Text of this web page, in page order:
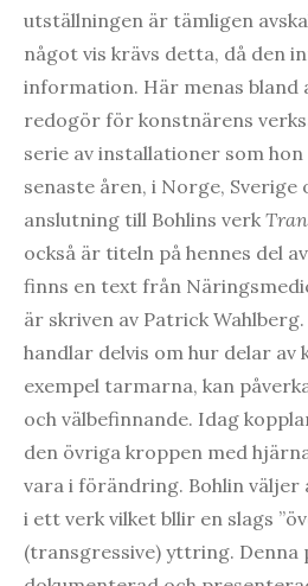
utställningen är tämligen
något vis krävs detta, då den
information. Här menas bland
redogör för konstnärens
serie av installationer som
senaste åren, i Norge, Sverige
anslutning till Bohlins verk
också är titeln på hennes del
finns en text från
är skriven av Patrick
handlar delvis om hur delar av
exempel tarmarna, kan
och välbefinnande. Idag
den övriga kroppen med
vara i förändring. Bohlin
i ett verk vilket bllir en slags
(transgressive) yttring. Denna